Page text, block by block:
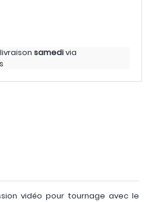
samedivia
vidéo pour tournage avec le